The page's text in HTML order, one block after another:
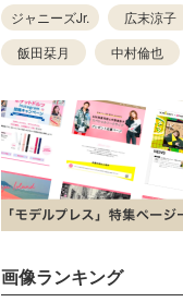
ジャニーズJr. 広末涼子
飯田栞月
中村倫也
画像ランキング